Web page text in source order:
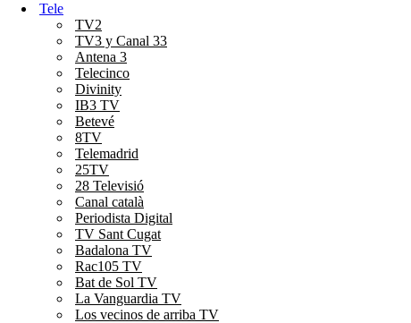
Tele
TV2
TV3 y Canal 33
Antena 3
Telecinco
Divinity
IB3 TV
Betevé
8TV
Telemadrid
25TV
28 Televisió
Canal català
Periodista Digital
TV Sant Cugat
Badalona TV
Rac105 TV
Bat de Sol TV
La Vanguardia TV
Los vecinos de arriba TV